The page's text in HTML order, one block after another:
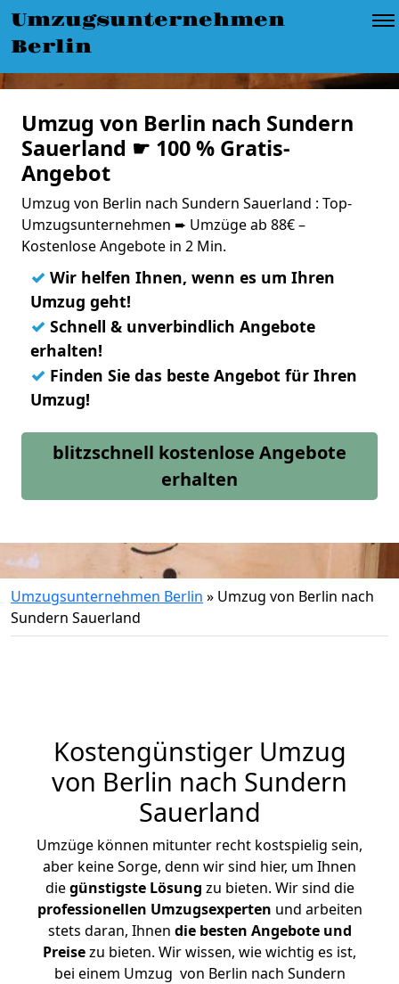
Umzugsunternehmen
Berlin
Umzug von Berlin nach Sundern
Sauerland ☛ 100 % Gratis-
Angebot
Umzug von Berlin nach Sundern Sauerland : Top-
Umzugsunternehmen ➨ Umzüge ab 88€ –
Kostenlose Angebote in 2 Min.
✓ Wir helfen Ihnen, wenn es um Ihren
Umzug geht!
✓ Schnell & unverbindlich Angebote
erhalten!
✓ Finden Sie das beste Angebot für Ihren
Umzug!
blitzschnell kostenlose Angebote
erhalten
Umzugsunternehmen Berlin » Umzug von Berlin nach
Sundern Sauerland
Kostengünstiger Umzug
von Berlin nach Sundern
Sauerland
Umzüge können mitunter recht kostspielig sein,
aber keine Sorge, denn wir sind hier, um Ihnen
diegünstigste Lösung zu bieten. Wir sind die
professionellen Umzugsexperten und arbeiten
stets daran, Ihnen die besten Angebote und
Preisezu bieten. Wir wissen, wie wichtig es ist,
bei einem Umzug von Berlin nach Sundern